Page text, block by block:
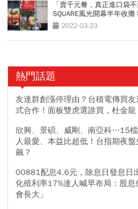
「賣千元餐，真正進口袋
SQUARE風光開幕半年收
2022-03-23
熱門話題
友達群創漲停理由？台積電傳買
式合作！面板雙虎選誰買，杜金
欣興、景碩、威剛、南亞科…15
人最愛、本益比超低！台指期夜
飆？
00881配息4.6元，除息日發息日
化殖利率17%達人喊早布局：股
會長大」